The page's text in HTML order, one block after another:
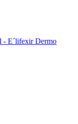
- E´lifexir Dermo